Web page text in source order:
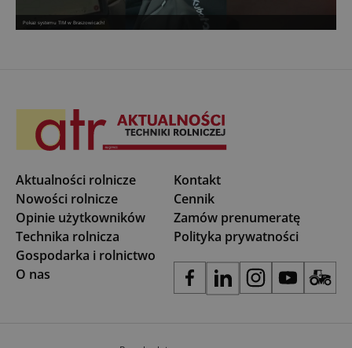
Pokaz systemu TIM w Braszowicach!
Aktualności rolnicze
Nowości rolnicze
Opinie użytkowników
Technika rolnicza
Gospodarka i rolnictwo
O nas
Kontakt
Cennik
Zamów prenumeratę
Polityka prywatności